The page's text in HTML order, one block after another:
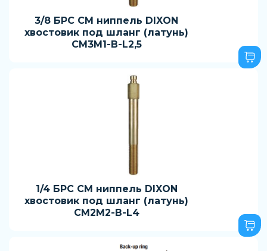
3/8 БРС CM ниппель DIXON
хвостовик под шланг (латунь)
CM3M1-B-L2,5
1/4 БРС CM ниппель DIXON
хвостовик под шланг (латунь)
CM2M2-B-L4